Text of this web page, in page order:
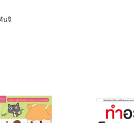
นจิ